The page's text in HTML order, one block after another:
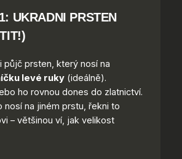
UKRADNI PRSTEN
půjč prsten, který nosí na
levé ruky(ideálně).
ho rovnou dones do zlatnictví.
nosí na jiném prstu, řekni to
– většinou ví, jak velikost